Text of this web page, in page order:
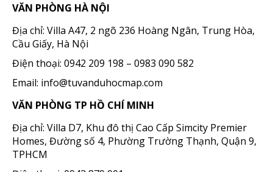
VĂN PHÒNG HÀ NỘI
Địa chỉ: Villa A47, 2 ngõ 236 Hoàng Ngân, Trung Hòa,
Cầu Giấy, Hà Nội
Điện thoại: 0942 209 198 – 0983 090 582
Email: info@tuvanduhocmap.com
VĂN PHÒNG TP HỒ CHÍ MINH
Địa chỉ: Villa D7, Khu đô thị Cao Cấp Simcity Premier
Homes, Đường số 4, Phường Trường Thạnh, Quận 9,
TPHCM